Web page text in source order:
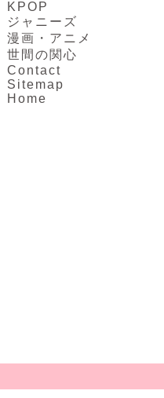
KPOP
ジャニーズ
漫画・アニメ
世間の関心
Contact
Sitemap
Home